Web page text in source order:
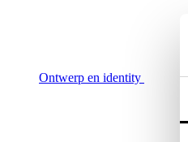
Ontwerp en identity